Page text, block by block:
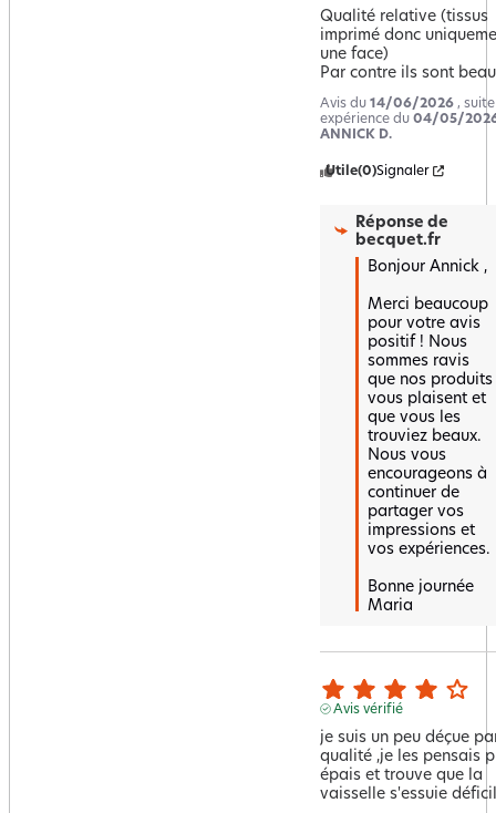
Qualité relative (tissus
imprimé donc
une face)
Par contre ils sont
Avis du 14/06/2026 ,
expérience du 04/05/
ANNICK D.
Utile(0)Signaler
Réponse de
becquet.fr
Bonjour Annick ,
Merci beaucoup
pour votre avis
positif ! Nous
sommes ravis
que nos produits
vous plaisent et
que vous les
trouviez beaux.
Nous vous
encourageons à
continuer de
partager vos
impressions et
vos expériences.
Bonne journée
Maria
Avis vérifié
je suis un peu déçue
qualité ,je les pensais
épais et trouve que la
vaisselle s'essuie